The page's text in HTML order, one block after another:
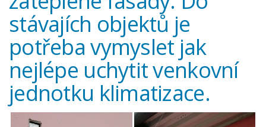
stávajích objektů je
potřeba vymyslet jak
nejlépe uchytit venkovní
jednotku klimatizace.